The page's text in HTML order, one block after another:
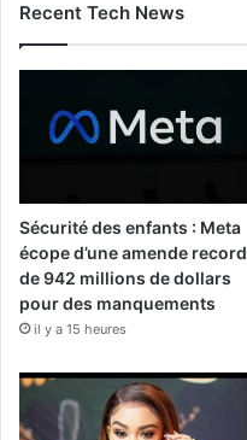
Recent Tech News
Sécurité des enfants : Meta
écope d’une amende record
de 942 millions de dollars
pour des manquements
il y a 15 heures